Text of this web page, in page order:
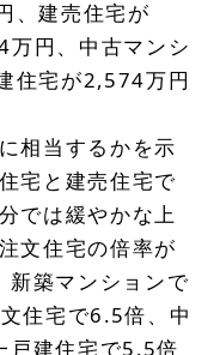
、建売住宅が
円、中古マンシ
住宅が2,574万円
相当するかを示
宅と建売住宅で
では緩やかな上
文住宅の倍率が
新築マンションで
住宅で6.5倍、中
戸建住宅で5.5倍